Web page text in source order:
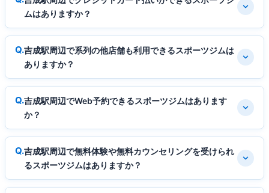
ムはありますか？
吉成駅周辺で系列の他店舗も利用できるスポーツジムは
ありますか？
吉成駅周辺でWeb予約できるスポーツジムはあります
か？
吉成駅周辺で無料体験や無料カウンセリングを受けられ
るスポーツジムはありますか？